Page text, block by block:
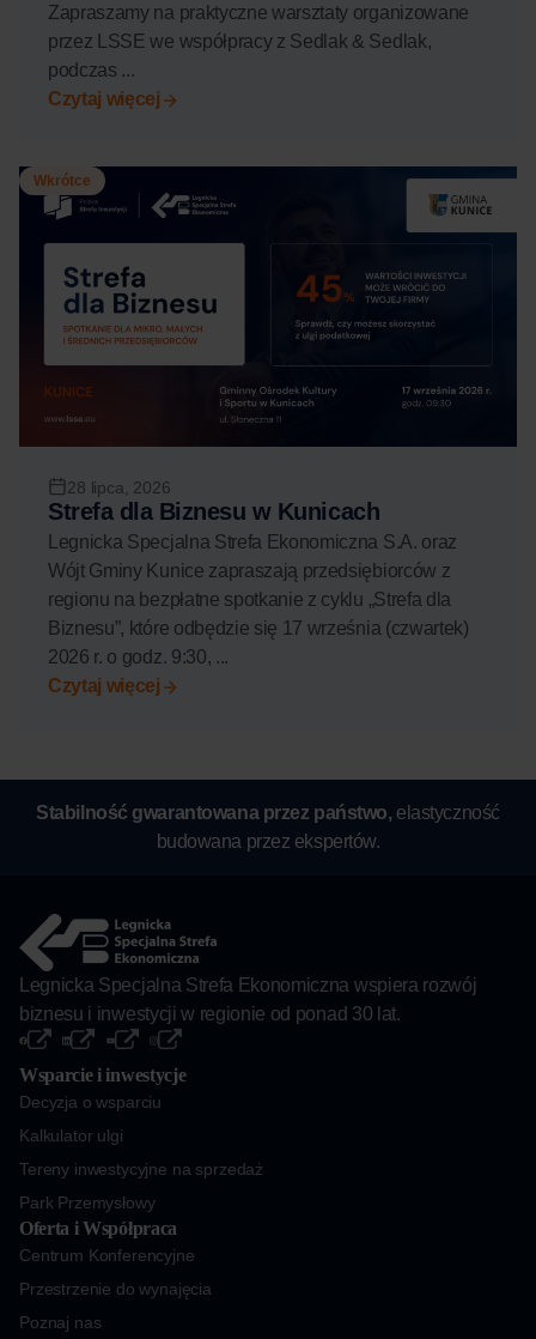
Zapraszamy na praktyczne warsztaty organizowane
przez LSSE we współpracy z Sedlak & Sedlak,
podczas ...
Czytaj więcej
Wkrótce
28 lipca, 2026
Strefa dla Biznesu w Kunicach
Legnicka Specjalna Strefa Ekonomiczna S.A. oraz
Wójt Gminy Kunice zapraszają przedsiębiorców z
regionu na bezpłatne spotkanie z cyklu „Strefa dla
Biznesu”, które odbędzie się 17 września (czwartek)
2026 r. o godz. 9:30, ...
Czytaj więcej
Stabilność gwarantowana przez państwo, elastyczność
budowana przez ekspertów.
Legnicka Specjalna Strefa Ekonomiczna wspiera rozwój
biznesu i inwestycji w regionie od ponad 30 lat.
Wsparcie i inwestycje
Decyzja o wsparciu
Kalkulator ulgi
Tereny inwestycyjne na sprzedaż
Park Przemysłowy
Oferta i Współpraca
Centrum Konferencyjne
Przestrzenie do wynajęcia
Poznaj nas